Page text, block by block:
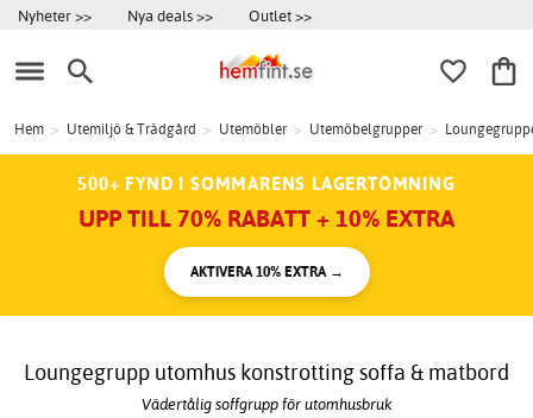
Nyheter >> Nya deals >> Outlet >>
Hem > Utemiljö & Trädgård > Utemöbler > Utemöbelgrupper >
500+ FYND I SOMMARENS LAGERTÖMNING
UPP TILL 70% RABATT + 10% EXTRA
AKTIVERA 10% EXTRA →
Loungegrupp utomhus konstrotting soffa & matbord
Vädertålig soffgrupp för utomhusbruk